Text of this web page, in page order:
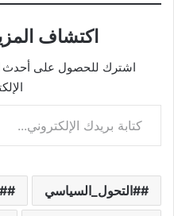
اكتشاف
اشترك للحصول على أحدث
كتابة بريدك الإلكتروني...
#التحول_السياسي